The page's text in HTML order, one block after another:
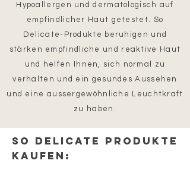
Hypoallergen und dermatologisch auf
empfindlicher Haut getestet. So
Delicate-Produkte beruhigen und
stärken empfindliche und reaktive Haut
und helfen Ihnen, sich normal zu
verhalten und ein gesundes Aussehen
und eine aussergewöhnliche Leuchtkraft
zu haben.
So Delicate Produkte
kaufen: